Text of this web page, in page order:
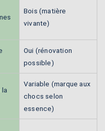
Bois (matière
vivante)
Oui (rénovation
possible)
Variable (marque aux
chocs selon
essence)